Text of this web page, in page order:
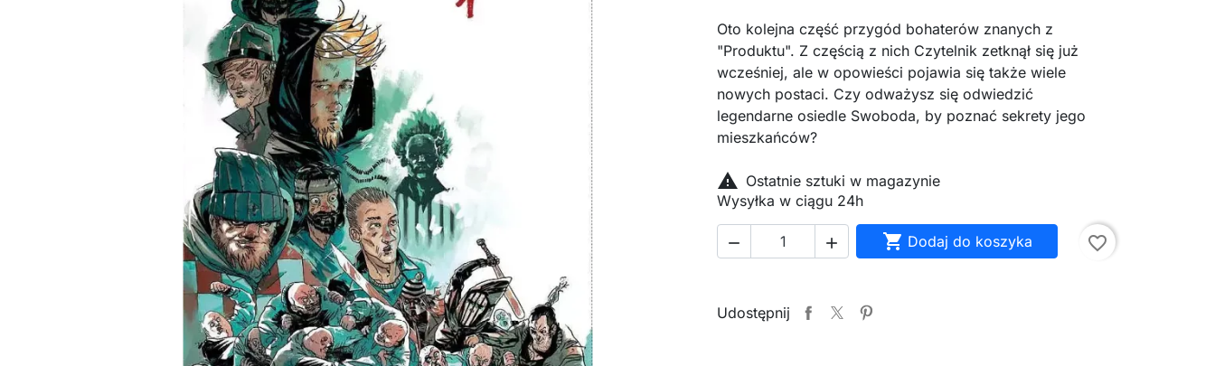
Oto kolejna część przygód bohaterów znanych z
"Produktu". Z częścią z nich Czytelnik zetknął się już
wcześniej, ale w opowieści pojawia się także wiele
nowych postaci. Czy odważysz się odwiedzić
legendarne osiedle Swoboda, by poznać sekrety jego
mieszkańców?
 Ostatnie sztuki w magazynie
Wysyłka w ciągu 24h
   Dodaj do koszyka favorite_border
Udostępnij